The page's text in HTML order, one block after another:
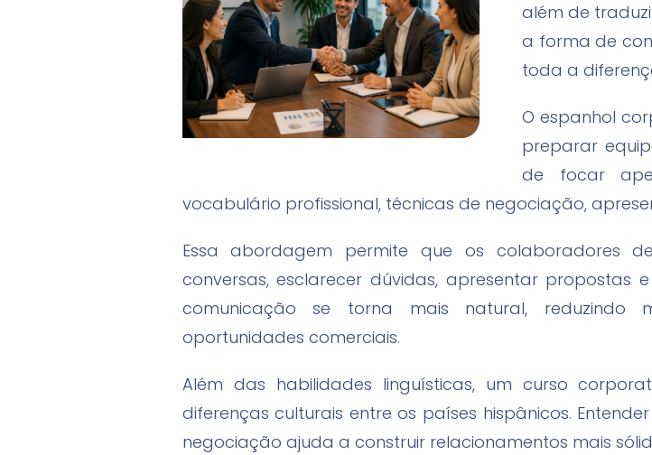
além de
a forma de
toda a
O espanhol
preparar
de focar
vocabulário profissional, técnicas de negociação,
Essa abordagem permite que os colaboradores
conversas, esclarecer dúvidas, apresentar
comunicação se torna mais natural, reduzindo
oportunidades comerciais.
Além das habilidades linguísticas, um curso
diferenças culturais entre os países hispânicos.
negociação ajuda a construir relacionamentos mais